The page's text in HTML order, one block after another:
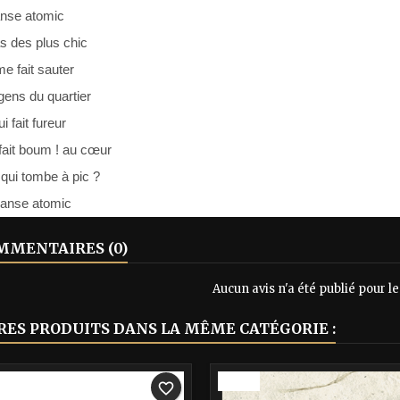
atomic
des plus chic
fait sauter
du quartier
fait fureur
boum ! au cœur
tombe à pic ?
atomic
(0)
Aucun avis n'a été publié pour
PRODUITS DANS LA MÊME CATÉGORIE :
favorite_border